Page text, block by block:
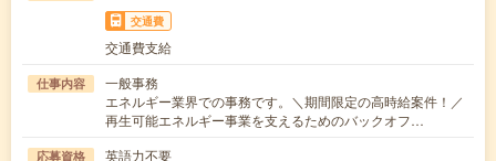
交通費
交通費支給
仕事内容
一般事務
エネルギー業界での事務です。＼期間限定の高時給案件！／
再生可能エネルギー事業を支えるためのバックオフ…
応募資格
英語力不要